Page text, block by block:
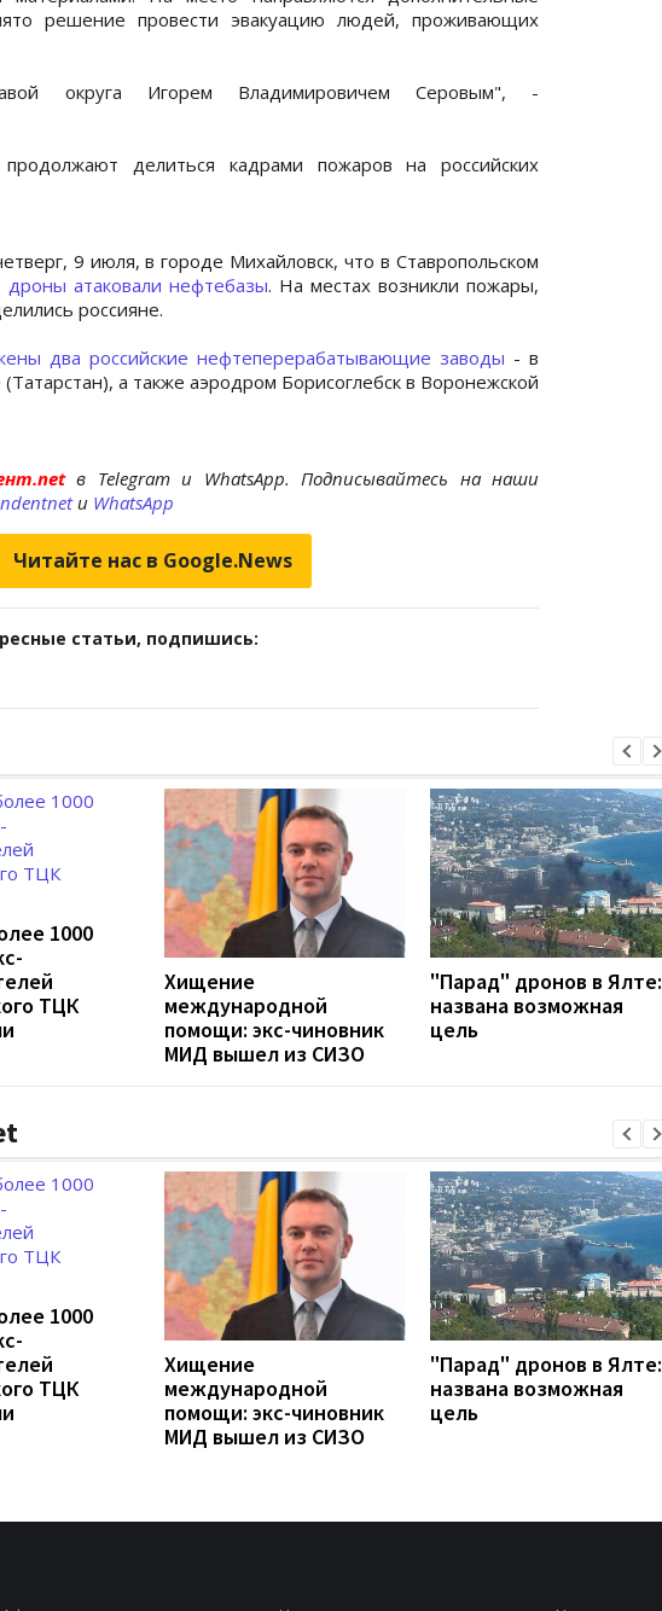
решение провести эвакуацию людей, проживающих
округа Игорем Владимировичем Серовым", -
делиться кадрами пожаров на российских
9 июля, в городе Михайловск, что в Ставропольском
дроны атаковали нефтебазы. На местах возникли пожары,
россияне.
два российские нефтеперерабатывающие заводы - в
а также аэродром Борисоглебск в Воронежской
в Telegram и WhatsApp. Подписывайтесь на наши
и WhatsApp
Читайте нас в Google.News
статьи, подпишись:
1000
ТЦК
Хищение
международной
помощи: экс-чиновник
МИД вышел из СИЗО
"Парад" дронов в Ялте:
названа возможная
цель
1000
ТЦК
Хищение
международной
помощи: экс-чиновник
МИД вышел из СИЗО
"Парад" дронов в Ялте:
названа возможная
цель